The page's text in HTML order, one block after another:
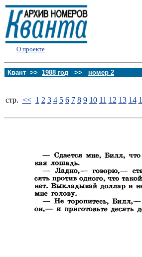
О проекте
Квант >> 1988 год >> номер 2
стp. << 1 2 3 4 5 6 7 8 9 10 11 12 13 14